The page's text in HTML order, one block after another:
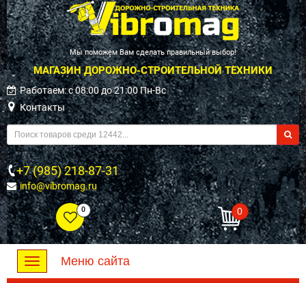
Мы поможем Вам сделать правильный выбор!
МАГАЗИН ДОРОЖНО-СТРОИТЕЛЬНОЙ ТЕХНИКИ
Работаем: c 08:00 до 21:00 Пн-Вс
Контакты
+7 (985) 218-87-31
info@vibromag.ru
0 0
Toggle
navigation
Меню сайта